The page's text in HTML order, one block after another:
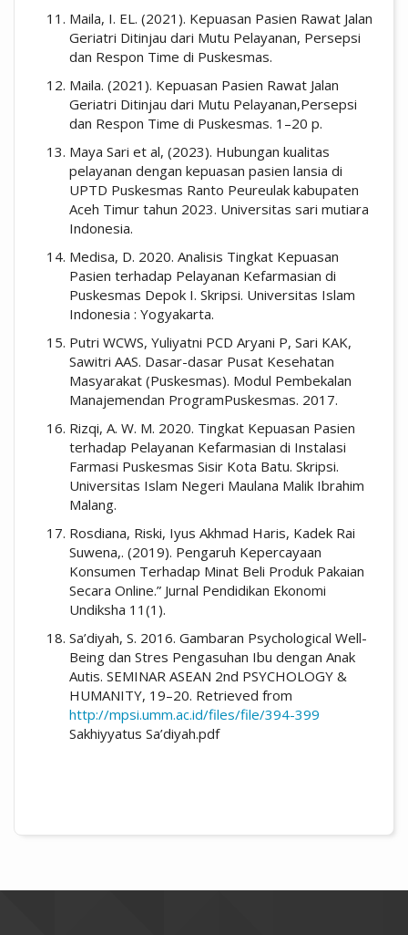
Maila, I. EL. (2021). Kepuasan Pasien Rawat Jalan
Geriatri Ditinjau dari Mutu Pelayanan, Persepsi
dan Respon Time di Puskesmas.
Maila. (2021). Kepuasan Pasien Rawat Jalan
Geriatri Ditinjau dari Mutu Pelayanan,Persepsi
dan Respon Time di Puskesmas. 1–20 p.
Maya Sari et al, (2023). Hubungan kualitas
pelayanan dengan kepuasan pasien lansia di
UPTD Puskesmas Ranto Peureulak kabupaten
Aceh Timur tahun 2023. Universitas sari mutiara
Indonesia.
Medisa, D. 2020. Analisis Tingkat Kepuasan
Pasien terhadap Pelayanan Kefarmasian di
Puskesmas Depok I. Skripsi. Universitas Islam
Indonesia : Yogyakarta.
Putri WCWS, Yuliyatni PCD Aryani P, Sari KAK,
Sawitri AAS. Dasar-dasar Pusat Kesehatan
Masyarakat (Puskesmas). Modul Pembekalan
Manajemendan ProgramPuskesmas. 2017.
Rizqi, A. W. M. 2020. Tingkat Kepuasan Pasien
terhadap Pelayanan Kefarmasian di Instalasi
Farmasi Puskesmas Sisir Kota Batu. Skripsi.
Universitas Islam Negeri Maulana Malik Ibrahim
Malang.
Rosdiana, Riski, Iyus Akhmad Haris, Kadek Rai
Suwena,. (2019). Pengaruh Kepercayaan
Konsumen Terhadap Minat Beli Produk Pakaian
Secara Online.” Jurnal Pendidikan Ekonomi
Undiksha 11(1).
Sa’diyah, S. 2016. Gambaran Psychological Well-
Being dan Stres Pengasuhan Ibu dengan Anak
Autis. SEMINAR ASEAN 2nd PSYCHOLOGY &
HUMANITY, 19–20. Retrieved from
http://mpsi.umm.ac.id/files/file/394-399
Sakhiyyatus Sa’diyah.pdf